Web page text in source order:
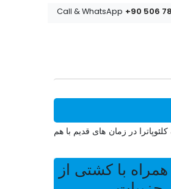
Call & WhatsApp +90 506
در زمان های قدیم با هم
با کشتی از